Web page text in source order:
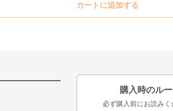
カートに追加する
購入時のル
必ず購入前にお読みく